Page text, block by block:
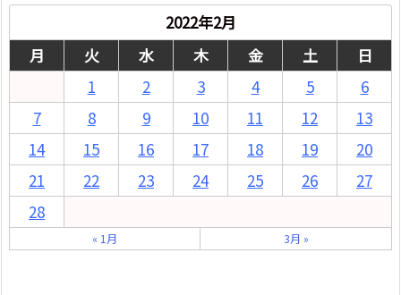
2022年2月
月
火 水 木 金 土
日
1
2 3 4 5
6
7
8 9 10 11 12
13
14
15 16 17 18 19
20
21
22 23 24 25 26
27
28
« 1月 3月 »